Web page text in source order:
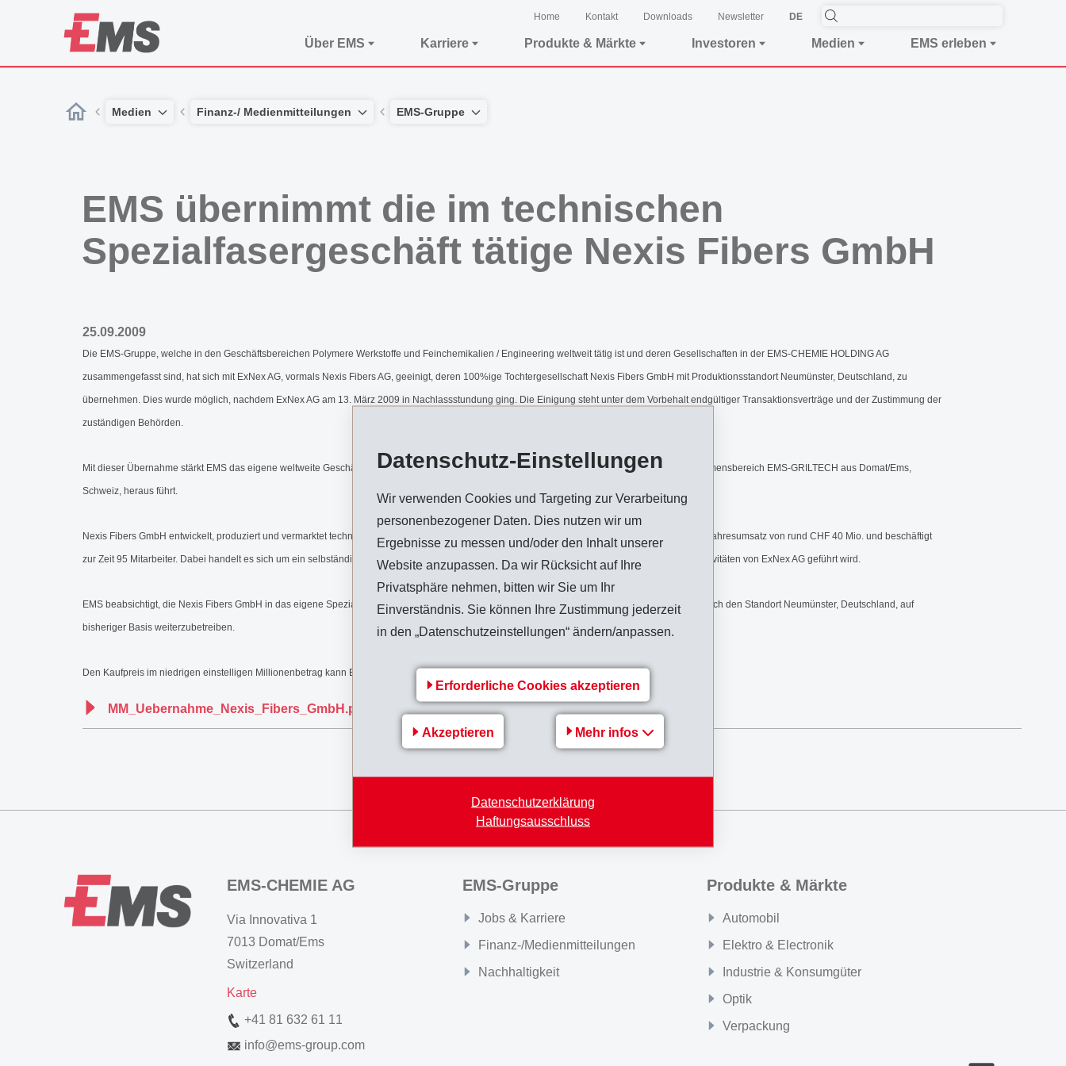
Datenschutz-Einstellungen
Wir verwenden Cookies und Targeting zur Verarbeitung
personenbezogener Daten. Dies nutzen wir um
Ergebnisse zu messen und/oder den Inhalt unserer
Website anzupassen. Da wir Rücksicht auf Ihre
Privatsphäre nehmen, bitten wir Sie um Ihr
Einverständnis. Sie können Ihre Zustimmung jederzeit
in den „Datenschutzeinstellungen“ ändern/anpassen.
Erforderliche Cookies akzeptieren
Akzeptieren Mehr infos
Datenschutzerklärung
Haftungsausschluss
Home Kontakt Downloads Newsletter DE
Über EMS Karriere Produkte & Märkte Investoren Medien EMS erleben
Medien Finanz-/ Medienmitteilungen EMS-Gruppe
EMS übernimmt die im technischen
Spezialfasergeschäft tätige Nexis Fibers GmbH
25.09.2009
Die EMS-Gruppe, welche in den Geschäftsbereichen Polymere Werkstoffe und Feinchemikalien / Engineering weltweit tätig ist und deren Gesellschaften in der EMS-CHEMIE HOLDING AG
zusammengefasst sind, hat sich mit ExNex AG, vormals Nexis Fibers AG, geeinigt, deren 100%ige Tochtergesellschaft Nexis Fibers GmbH mit Produktionsstandort Neumünster, Deutschland, zu
übernehmen. Dies wurde möglich, nachdem ExNex AG am 13. März 2009 in Nachlassstundung ging. Die Einigung steht unter dem Vorbehalt endgültiger Transaktionsverträge und der Zustimmung der
zuständigen Behörden.
Mit dieser Übernahme stärkt EMS das eigene weltweite Geschäft der technischen Spezialfasern auf Basis von Polyamiden, welches der Unternehmensbereich EMS-GRILTECH aus Domat/Ems,
Schweiz, heraus führt.
Nexis Fibers GmbH entwickelt, produziert und vermarktet technische Spezialfasern auf Basis von Polyamiden und weiteren Polymeren mit einem Jahresumsatz von rund CHF 40 Mio. und beschäftigt
zur Zeit 95 Mitarbeiter. Dabei handelt es sich um ein selbständiges Geschäft, das unabhängig von den übrigen, bereits veräusserten, Geschäftsaktivitäten von ExNex AG geführt wird.
EMS beabsichtigt, die Nexis Fibers GmbH in das eigene Spezialfasergeschäft zu integrieren und sowohl den Standort Domat/Ems, Schweiz, als auch den Standort Neumünster, Deutschland, auf
bisheriger Basis weiterzubetreiben.
Den Kaufpreis im niedrigen einstelligen Millionenbetrag kann EMS problemlos aus eigenen flüssigen Mitteln finanzieren.
MM_Uebernahme_Nexis_Fibers_GmbH.pdf
EMS-CHEMIE AG
Via Innovativa 1
7013 Domat/Ems
Switzerland
Karte
+41 81 632 61 11
info@ems-group.com
EMS-Gruppe
Jobs & Karriere
Finanz-/Medienmitteilungen
Nachhaltigkeit
Produkte & Märkte
Automobil
Elektro & Electronik
Industrie & Konsumgüter
Optik
Verpackung